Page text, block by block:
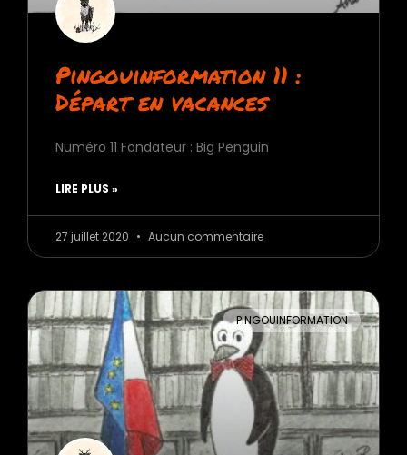
Pingouinformation 11 :
Départ en vacances
Numéro 11 Fondateur : Big Penguin
LIRE PLUS »
27 juillet 2020 Aucun commentaire
PINGOUINFORMATION